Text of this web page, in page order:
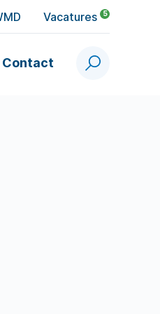
Vacatures 5
Contact Zoek